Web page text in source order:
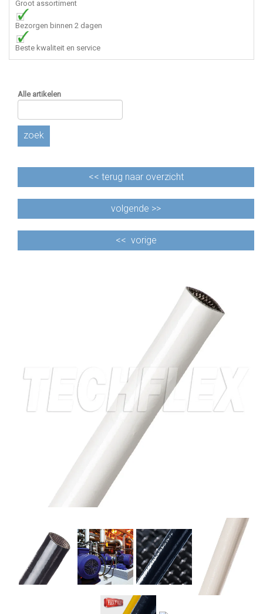
Groot assortiment
Bezorgen binnen 2 dagen
Beste kwaliteit en service
Alle artikelen
zoek
<< terug naar overzicht
volgende >>
<< vorige